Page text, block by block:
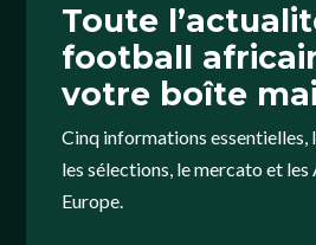
Toute
football
votre boîte
Cinq informations essentielles,
les sélections, le mercato et
Europe.